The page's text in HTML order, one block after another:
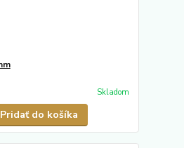
Skladom
Pridať do košíka